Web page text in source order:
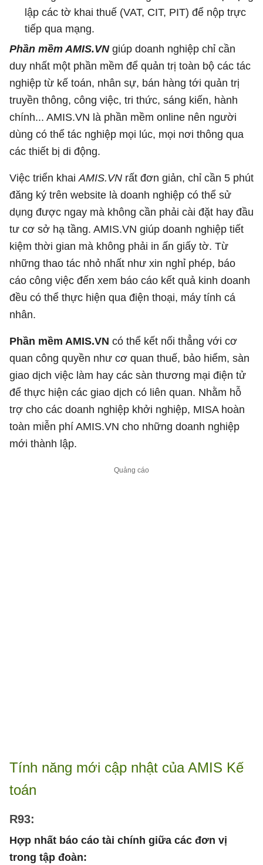
lập các tờ khai thuế (VAT, CIT, PIT) để nộp trực
tiếp qua mạng.
Phần mềm AMIS.VN giúp doanh nghiệp chỉ cần
duy nhất một phần mềm để quản trị toàn bộ các tác
nghiệp từ kế toán, nhân sự, bán hàng tới quản trị
truyền thông, công việc, tri thức, sáng kiến, hành
chính... AMIS.VN là phần mềm online nên người
dùng có thể tác nghiệp mọi lúc, mọi nơi thông qua
các thiết bị di động.
Việc triển khai AMIS.VN rất đơn giản, chỉ cần 5 phút
đăng ký trên website là doanh nghiệp có thể sử
dụng được ngay mà không cần phải cài đặt hay đầu
tư cơ sở hạ tầng. AMIS.VN giúp doanh nghiệp tiết
kiệm thời gian mà không phải in ấn giấy tờ. Từ
những thao tác nhỏ nhất như xin nghỉ phép, báo
cáo công việc đến xem báo cáo kết quả kinh doanh
đều có thể thực hiện qua điện thoại, máy tính cá
nhân.
Phần mềm AMIS.VN có thể kết nối thẳng với cơ
quan công quyền như cơ quan thuế, bảo hiểm, sàn
giao dịch việc làm hay các sàn thương mại điện tử
để thực hiện các giao dịch có liên quan. Nhằm hỗ
trợ cho các doanh nghiệp khởi nghiệp, MISA hoàn
toàn miễn phí AMIS.VN cho những doanh nghiệp
mới thành lập.
Tính năng mới cập nhật của AMIS Kế
toán
R93:
Hợp nhất báo cáo tài chính giữa các đơn vị
trong tập đoàn: